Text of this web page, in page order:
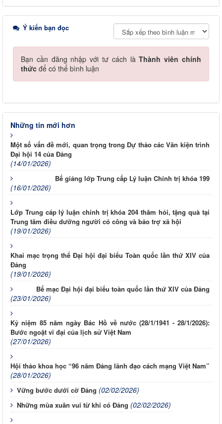
Ý kiến bạn đọc
Bạn cần đăng nhập với tư cách làThành viên chính
thức để có thể bình luận
Những tin mới hơn
Một số vấn đề mới, quan trọng trong Dự thảo các Văn kiện trình
Đại hội 14 của Đảng
(14/01/2026)
Bế giảng lớp Trung cấp Lý luận Chính trị khóa 199
(16/01/2026)
Lớp Trung cáp lý luận chính trị khóa 204 thăm hỏi, tặng quà tại
Trung tâm điều dưỡng người có công và bảo trợ xã hội
(19/01/2026)
Khai mạc trọng thể Đại hội đại biểu Toàn quốc lần thứ XIV của
Đảng
(19/01/2026)
Bế mạc Đại hội đại biểu toàn quốc lần thứ XIV của Đảng
(23/01/2026)
Kỷ niệm 85 năm ngày Bác Hồ về nước (28/1/1941 - 28/1/2026):
Bước ngoặt vĩ đại của lịch sử Việt Nam
(27/01/2026)
Hội thảo khoa học “96 năm Đảng lãnh đạo cách mạng Việt Nam”
(28/01/2026)
Vững bước dưới cờ Đảng (02/02/2026)
Những mùa xuân vui từ khi có Đảng (02/02/2026)